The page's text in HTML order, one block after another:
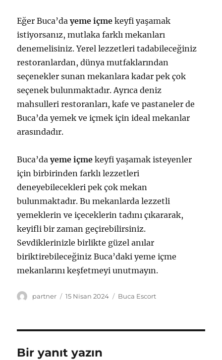
Eğer Buca’dayeme içme keyfi yaşamak
istiyorsanız, mutlaka farklı mekanları
denemelisiniz. Yerel lezzetleri tadabileceğiniz
restoranlardan, dünya mutfaklarından
seçenekler sunan mekanlara kadar pek çok
seçenek bulunmaktadır. Ayrıca deniz
mahsulleri restoranları, kafe ve pastaneler de
Buca’da yemek ve içmek için ideal mekanlar
arasındadır.
Buca’dayeme içme keyfi yaşamak isteyenler
için birbirinden farklı lezzetleri
deneyebilecekleri pek çok mekan
bulunmaktadır. Bu mekanlarda lezzetli
yemeklerin ve içeceklerin tadını çıkararak,
keyifli bir zaman geçirebilirsiniz.
Sevdiklerinizle birlikte güzel anılar
biriktirebileceğiniz Buca’daki yeme içme
mekanlarını keşfetmeyi unutmayın.
Yazar
partner
Yayın
15 Nisan 2024 Kategoriler
Buca Escort
Bir yanıt yazın